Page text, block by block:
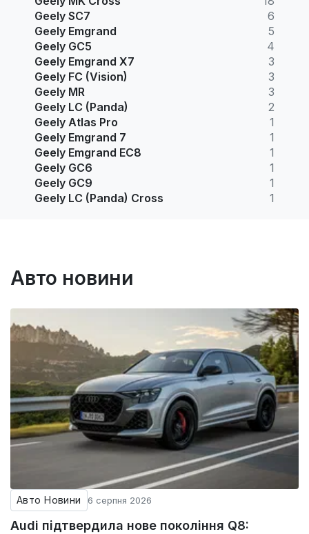
Geely SC7
6
Geely Emgrand
5
Geely GC5
4
Geely Emgrand X7
3
Geely FC (Vision)
3
Geely MR
3
Geely LC (Panda)
2
Geely Atlas Pro
1
Geely Emgrand 7
1
Geely Emgrand EC8
1
Geely GC6
1
Geely GC9
1
Geely LC (Panda) Cross
1
Авто новини
Авто Новини 6 серпня 2026
Audi підтвердила нове покоління Q8: